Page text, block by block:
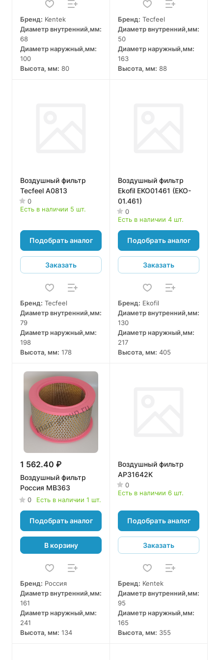
Бренд: Kentek
Диаметр внутренний,мм:
68
Диаметр наружный,мм:
100
Высота, мм: 80
Бренд: Tecfeel
Диаметр внутренний,мм:
50
Диаметр наружный,мм:
163
Высота, мм: 88
Воздушный фильтр
Tecfeel A0813
0
Есть в наличии 5 шт.
Подобрать аналог
Заказать
Бренд: Tecfeel
Диаметр внутренний,мм:
79
Диаметр наружный,мм:
198
Высота, мм: 178
Воздушный фильтр
Ekofil EKO01461 (EKO-
01.461)
0
Есть в наличии 4 шт.
Подобрать аналог
Заказать
Бренд: Ekofil
Диаметр внутренний,мм:
130
Диаметр наружный,мм:
217
Высота, мм: 405
1 562.40 ₽
Воздушный фильтр
Россия MB363
0 Есть в наличии 1 шт.
Подобрать аналог
В корзину
Бренд: Россия
Диаметр внутренний,мм:
161
Диаметр наружный,мм:
241
Высота, мм: 134
Воздушный фильтр
AP31642K
0
Есть в наличии 6 шт.
Подобрать аналог
Заказать
Бренд: Kentek
Диаметр внутренний,мм:
95
Диаметр наружный,мм:
165
Высота, мм: 355